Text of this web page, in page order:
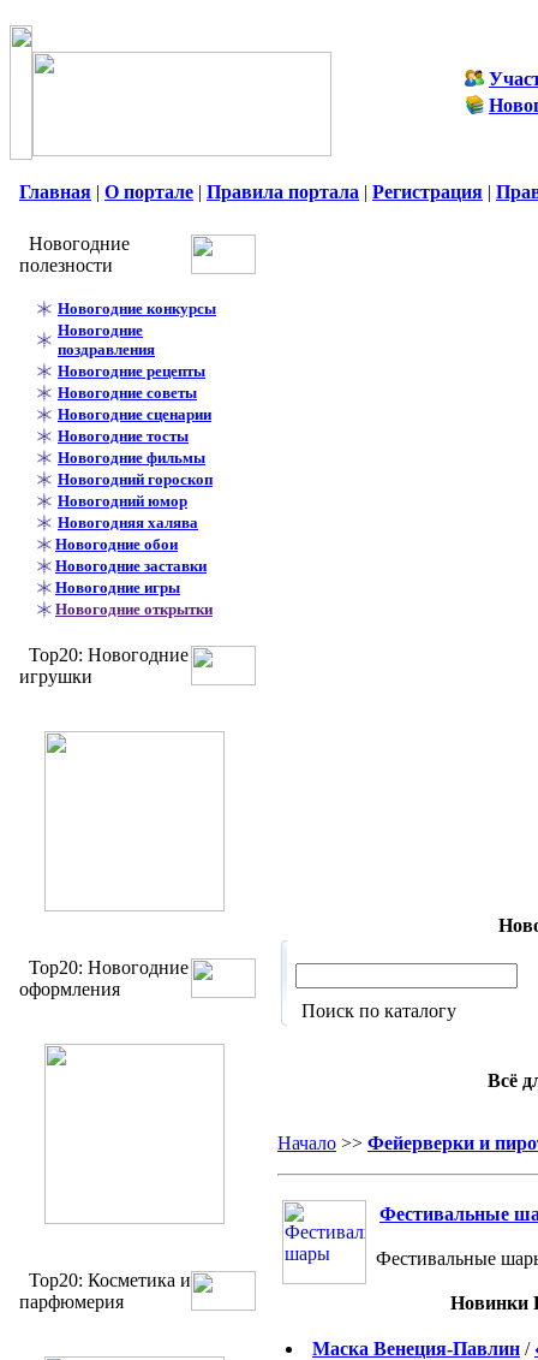
Главная | О портале | Правила портала | Регистрация |
Новогодние
полезности
Новогодние конкурсы
Новогодние
поздравления
Новогодние рецепты
Новогодние советы
Новогодние сценарии
Новогодние тосты
Новогодние фильмы
Новогодний гороскоп
Новогодний юмор
Новогодняя халява
Новогодние обои
Новогодние заставки
Новогодние игры
Новогодние открытки
Top20: Новогодние
игрушки
Top20: Новогодние
оформления
Top20: Косметика и
парфюмерия
Поиск по каталогу
Всё
Начало >> Фейерверки и
Фестивальные
Фестивальные
Новинки
Маска Венеция-Павлин /